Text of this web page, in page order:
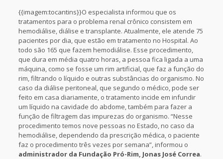
{{imagem:tocantins}}O especialista informou que os
tratamentos para o problema renal crônico consistem em
hemodiálise, diálise e transplante. Atualmente, ele atende 75
pacientes por dia, que estão em tratamento no Hospital. Ao
todo são 165 que fazem hemodiálise. Esse procedimento,
que dura em média quatro horas, a pessoa fica ligada a uma
máquina, como se fosse um rim artificial, que faz a função do
rim, filtrando o líquido e outras substâncias do organismo. No
caso da diálise peritoneal, que segundo o médico, pode ser
feito em casa diariamente, o tratamento incide em infundir
um líquido na cavidade do abdome, também para fazer a
função de filtragem das impurezas do organismo. “Nesse
procedimento temos nove pessoas no Estado, no caso da
hemodiálise, dependendo da prescrição médica, o paciente
faz o procedimento três vezes por semana”, informou o
administrador da Fundação Pró-Rim, Jonas José Correa.